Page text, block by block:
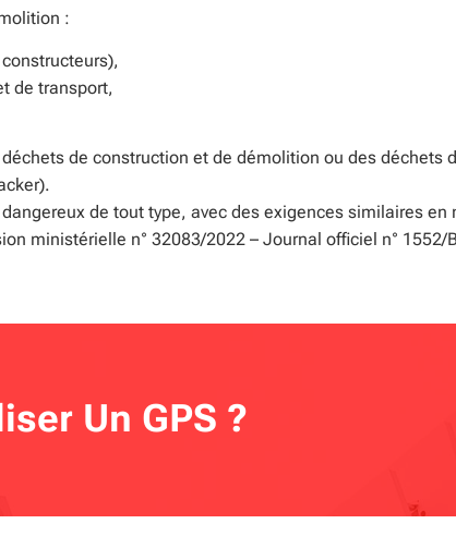
:
de transport,
de construction et de démolition ou des déchets
de tout type, avec des exigences similaires en
ministérielle n° 32083/2022 – Journal officiel n° 1552/
Un GPS ?